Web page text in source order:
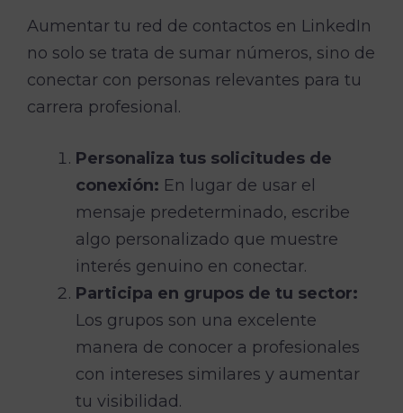
Aumentar tu red de contactos en LinkedIn
no solo se trata de sumar números, sino de
conectar con personas relevantes para tu
carrera profesional.
Personaliza tus solicitudes de
conexión: En lugar de usar el
mensaje predeterminado, escribe
algo personalizado que muestre
interés genuino en conectar.
Participa en grupos de tu sector:
Los grupos son una excelente
manera de conocer a profesionales
con intereses similares y aumentar
tu visibilidad.